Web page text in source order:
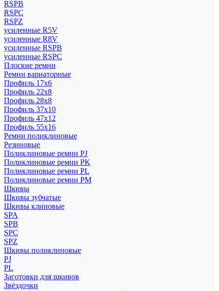
RSPB
RSPC
RSPZ
усиленные R5V
усиленные R8V
усиленные RSPB
усиленные RSPC
Плоские ремни
Ремни вариаторные
Профиль 17x6
Профиль 22x8
Профиль 28x8
Профиль 37x10
Профиль 47x12
Профиль 55x16
Ремни поликлиновые
Резиновые
Поликлиновые ремни PJ
Поликлиновые ремни PK
Поликлиновые ремни PL
Поликлиновые ремни PM
Шкивы
Шкивы зубчатые
Шкивы клиновые
SPA
SPB
SPC
SPZ
Шкивы поликлиновые
PJ
PL
Заготовки для шкивов
Звёздочки